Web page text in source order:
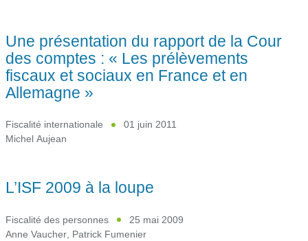
Une présentation du rapport de la Cour
des comptes : « Les prélèvements
fiscaux et sociaux en France et en
Allemagne »
Fiscalité internationale
01 juin 2011
Michel Aujean
L’ISF 2009 à la loupe
Fiscalité des personnes
25 mai 2009
Anne Vaucher Patrick Fumenier